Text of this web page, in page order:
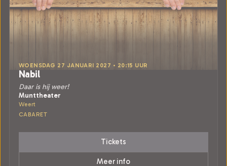
WOENSDAG 27 JANUARI 2027 • 20:15 UUR
Nabil
Daar is hij weer!
Munttheater
Weert
CABARET
Tickets
Meer info